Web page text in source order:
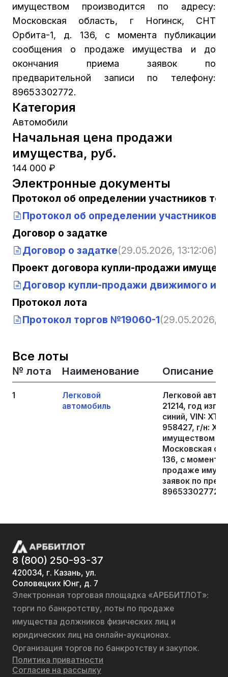
имуществом производится по адресу:
Московская область, г Ногинск, СНТ
Орбита-1, д. 136, с момента публикации
сообщения о продаже имущества и до
окончания приема заявок по
предварительной записи по телефону:
89653302772.
Категория
Автомобили
Начальная цена продажи
имущества, руб.
144 000 ₽
Электронные документы
Протокол об определении участников
Протокол об определении участников
Договор о задатке
Договор о задатке(29.05.2026, 13:12:06)
Проект договора купли-продажи
Договор купли-продажи движимого
Протокол лота
Протокол торгов №19060-1(29.05.2026,
Все лоты
№ лота Наименование Описание
1
Легковой
автомобиль
Легковой
21214, год
синий, VIN:
958427, г/н:
имуществом
Московская
136, с момента
продаже
заявок по
89653302772.
8 (800) 250-93-37
420034, г. Казань, ул.
Соловецких Юнг, д. 7
Электронная торговая площадка «АРББИТЛОТ»:
торги по банкротству, лоты по продаже
имущества должников физических лиц и
юридических лиц на онлайн-аукционах.
Организация торгов по банкротству и закупок.
Политика приватности
Согласие на рассылку